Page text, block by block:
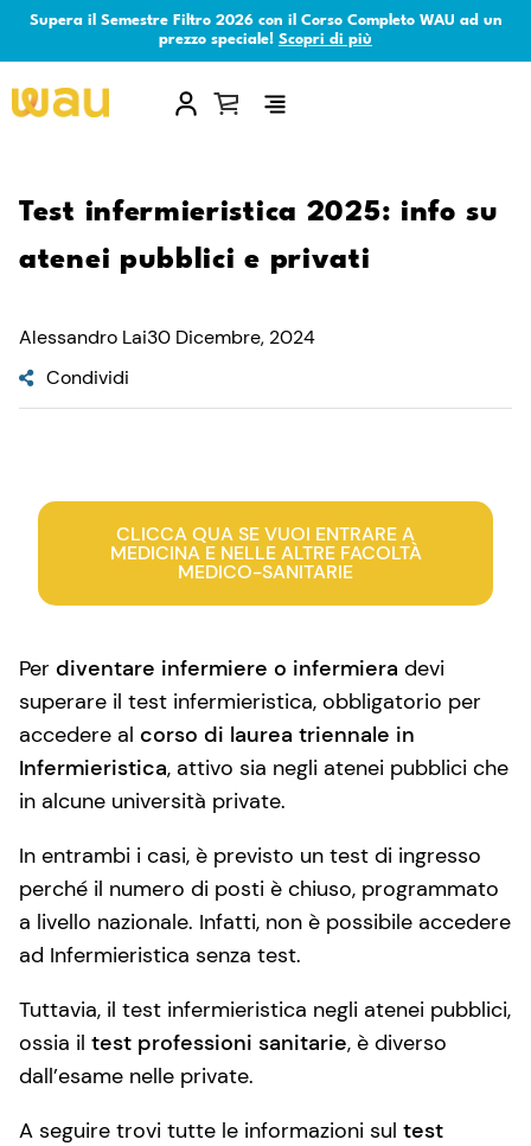
Supera il Semestre Filtro 2026 con il Corso Completo WAU ad un
prezzo speciale! Scopri di più
×
Test infermieristica 2025: info su
atenei pubblici e privati
Alessandro Lai30 Dicembre, 2024
Condividi
CLICCA QUA SE VUOI ENTRARE A
MEDICINA E NELLE ALTRE FACOLTÀ
MEDICO-SANITARIE
Per diventare infermiere o infermiera devi
superare il test infermieristica, obbligatorio per
accedere al corso di laurea triennale in
Infermieristica, attivo sia negli atenei pubblici che
in alcune università private.
In entrambi i casi, è previsto un test di ingresso
perché il numero di posti è chiuso, programmato
a livello nazionale. Infatti, non è possibile accedere
ad Infermieristica senza test.
Tuttavia, il test infermieristica negli atenei pubblici,
ossia il test professioni sanitarie, è diverso
dall’esame nelle private.
A seguire trovi tutte le informazioni sul test